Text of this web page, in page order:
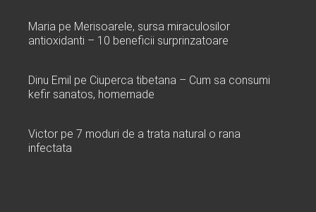
Maria pe Merisoarele, sursa miraculosilor
antioxidanti – 10 beneficii surprinzatoare
Dinu Emil pe Ciuperca tibetana – Cum sa consumi
kefir sanatos, homemade
Victor pe 7 moduri de a trata natural o rana
infectata